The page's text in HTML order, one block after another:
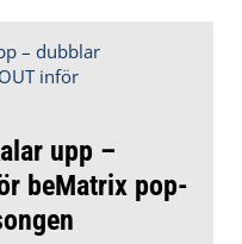
upp –
beMatrix pop-